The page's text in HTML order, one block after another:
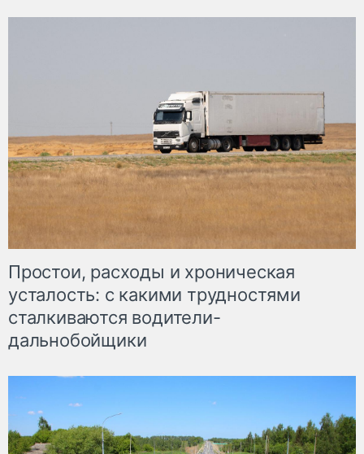
Простои, расходы и хроническая
усталость: с какими трудностями
сталкиваются водители-
дальнобойщики